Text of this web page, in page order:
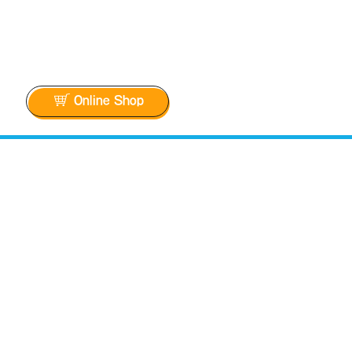
Online Shop